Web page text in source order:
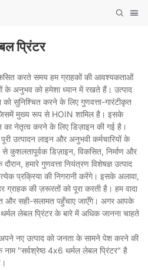
प्रिंटर
करते समय हम ग्राहकों की आवश्यकताओं
के अनुभव को हमेशा ध्यान में रखते हैं। उत्पाद
सुनिश्चित करने के लिए गुणवत्ता-गारंटीकृत
मुख्य रूप से HOIN शामिल है। इसके
का नेतृत्व करने के लिए डिज़ाइन की गई है।
उत्पादन लाइन और अनुभवी कर्मचारियों के
कुशलतापूर्वक डिज़ाइन, विकसित, निर्माण और
हमारे गुणवत्ता नियंत्रण विशेषज्ञ उत्पाद
प्रक्रिया की निगरानी करेंगे। इसके अलावा,
ग्राहक की ज़रूरतों को पूरा करती है। हम वादा
और सही-सलामत पहुँचाए जाएँगे। अगर आपके
लेबल प्रिंटर के बारे में अधिक जानना चाहते
नए उत्पाद को जनता के सामने पेश करने की
नाम "सर्वश्रेष्ठ 4x6 थर्मल लेबल प्रिंटर" है